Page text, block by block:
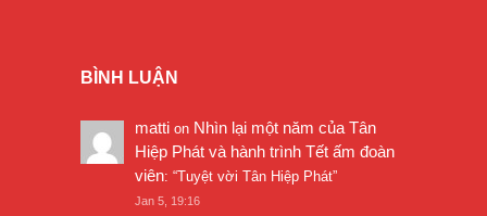
BÌNH LUẬN
matti on Nhìn lại một năm của Tân
Hiệp Phát và hành trình Tết ấm đoàn
viên: “Tuyệt vời Tân Hiệp Phát”
Jan 5, 19:16